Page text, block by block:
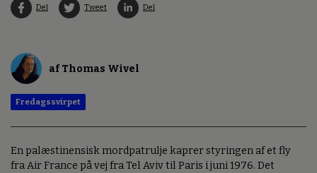
Del Tweet Del
af Thomas Wivel
Fredagssvirpet
En palæstinensisk mordpatrulje kaprer styringen af et fly
fra Air France på vej fra Tel Aviv til Paris i juni 1976. Det